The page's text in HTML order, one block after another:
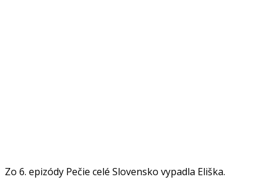
Zo 6. epizódy Pečie celé Slovensko vypadla Eliška.